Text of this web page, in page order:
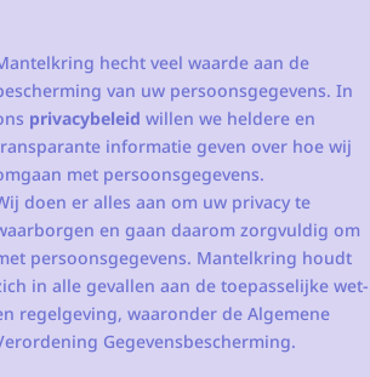
hecht veel waarde aan de
van uw persoonsgegevens. In
privacybeleid willen we heldere en
informatie geven over hoe wij
met persoonsgegevens.
doen er alles aan om uw privacy te
en gaan daarom zorgvuldig om
persoonsgegevens. Mantelkring houdt
in alle gevallen aan de toepasselijke wet-
regelgeving, waaronder de Algemene
Gegevensbescherming.